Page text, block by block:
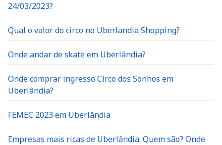
24/03/2023?
Qual o valor do circo no Uberlandia Shopping?
Onde andar de skate em Uberlândia?
Onde comprar ingresso Circo dos Sonhos em
Uberlândia?
FEMEC 2023 em Uberlândia
Empresas mais ricas de Uberlândia. Quem são? Onde